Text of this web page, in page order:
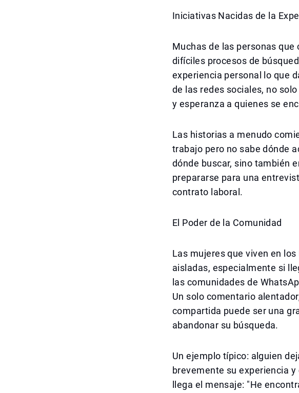
Iniciativas Nacidas de la
Muchas de las personas
difíciles procesos de
experiencia personal lo que
de las redes sociales, no
y esperanza a quienes se
Las historias a menudo
trabajo pero no sabe dónde
dónde buscar, sino también
prepararse para una
contrato laboral.
El Poder de la Comunidad
Las mujeres que viven en
aisladas, especialmente si
las comunidades de
Un solo comentario
compartida puede ser una
abandonar su búsqueda.
Un ejemplo típico: alguien
brevemente su experiencia
llega el mensaje: "He